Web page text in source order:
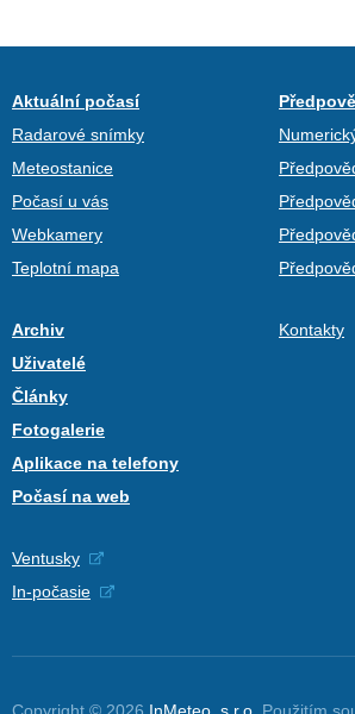
Aktuální počasí
Radarové snímky
Meteostanice
Počasí u vás
Webkamery
Teplotní mapa
Archiv
Uživatelé
Články
Fotogalerie
Aplikace na telefony
Počasí na web
Kontakty
Ventusky
In-počasie
Copyright © 2026 InMeteo, s.r.o. Použitím